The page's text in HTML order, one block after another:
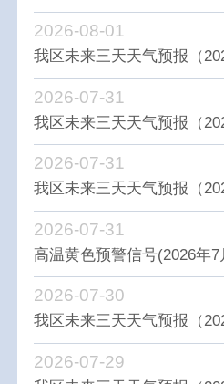
我区未来三天天气预报（
2026-08-01
我区未来三天天气预报（
2026-07-31
我区未来三天天气预报（
2026-07-31
高温黄色预警信号(2026年
2026-07-31
我区未来三天天气预报（
2026-07-30
2026-07-29